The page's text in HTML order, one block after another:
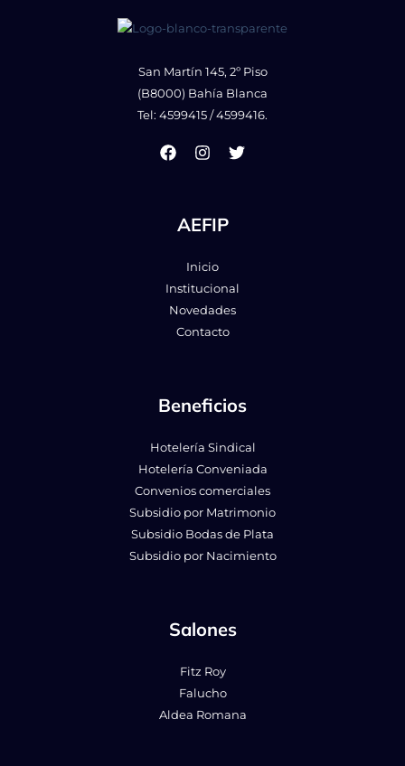
San Martín 145, 2º Piso
(B8000) Bahía Blanca
Tel: 4599415 / 4599416.
AEFIP
Inicio
Institucional
Novedades
Contacto
Beneficios
Hotelería Sindical
Hotelería Conveniada
Convenios comerciales
Subsidio por Matrimonio
Subsidio Bodas de Plata
Subsidio por Nacimiento
Salones
Fitz Roy
Falucho
Aldea Romana